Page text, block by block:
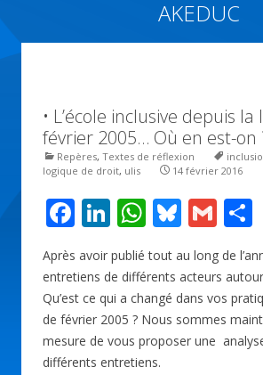
AKEDUC
• L’école inclusive depuis la
février 2005… Où en est-on
Repères, Textes de réflexion
logique de droit, ulis 14 février 2016
F
ac
e
b
o
o
Li
n
k
e
dI
n
W
h
at
s
A
p
Bl
u
e
sk
y
G
m
ai
l
Après avoir publié tout au long de
entretiens de différents acteurs
Qu’est ce qui a changé dans vos
de février 2005 ? Nous sommes
mesure de vous proposer une
différents entretiens.